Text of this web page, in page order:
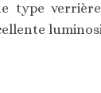
type